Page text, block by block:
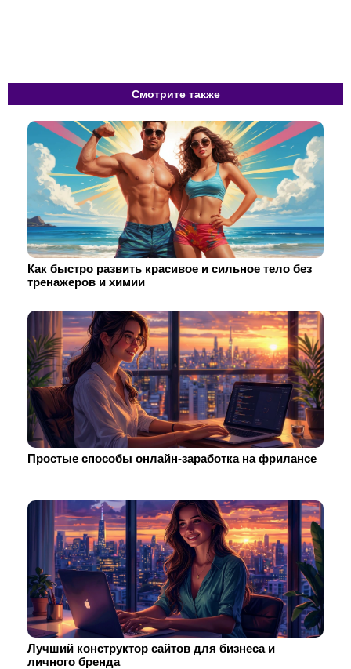
Смотрите также
Как быстро развить красивое и сильное тело без
тренажеров и химии
Простые способы онлайн-заработка на фрилансе
Лучший конструктор сайтов для бизнеса и
личного бренда